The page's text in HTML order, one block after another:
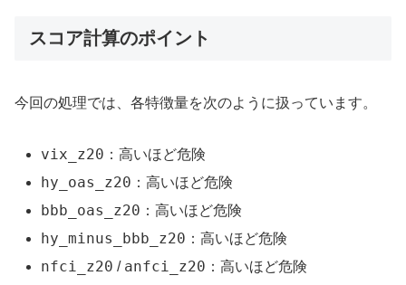
スコア計算のポイント
今回の処理では、各特徴量を次のように扱っています。
vix_z20 ：高いほど危険
hy_oas_z20 ：高いほど危険
bbb_oas_z20 ：高いほど危険
hy_minus_bbb_z20 ：高いほど危険
nfci_z20 / anfci_z20 ：高いほど危険